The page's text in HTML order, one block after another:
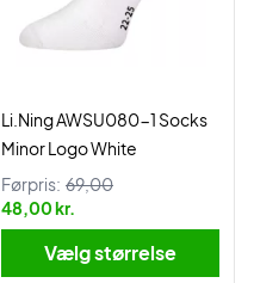
Li.Ning AWSU080-1 Socks
Minor Logo White
Førpris: 69,00
48,00 kr.
Vælg størrelse